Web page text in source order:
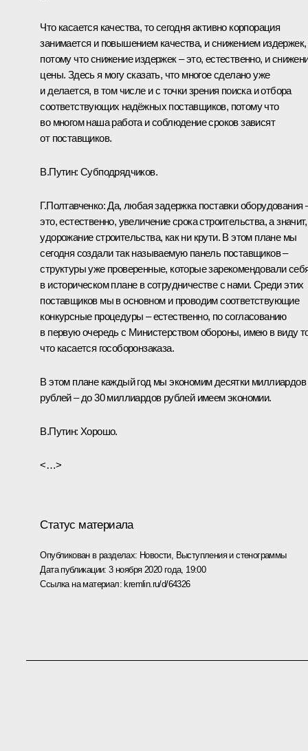
Что касается качества, то сегодня активно корпорация
занимается и повышением качества, и снижением издержек,
потому что снижение издержек – это, естественно, и
цены. Здесь я могу сказать, что многое сделано уже
и делается, в том числе и с точки зрения поиска и отбора
соответствующих надёжных поставщиков, потому что
во многом наша работа и соблюдение сроков зависят
от поставщиков.
В.Путин: Субподрядчиков.
Г.Полтавченко: Да, любая задержка поставки оборудования
это, естественно, увеличение срока строительства, а значит,
удорожание строительства, как ни крути. В этом плане мы
сегодня создали так называемую панель поставщиков –
структуры уже проверенные, которые зарекомендовали
в историческом плане в сотрудничестве с нами. Среди этих
поставщиков мы в основном и проводим соответствующие
конкурсные процедуры – естественно, по согласованию
в первую очередь с Министерством обороны, имею в виду
что касается гособоронзаказа.
В этом плане каждый год мы экономим десятки миллиардов
рублей – до 30 миллиардов рублей имеем экономии.
В.Путин: Хорошо.
<…>
Статус материала
Опубликован в разделах: Новости, Выступления и стенограммы
Дата публикации:3 ноября 2020 года, 19:00
Ссылка на материал: kremlin.ru/d/64326